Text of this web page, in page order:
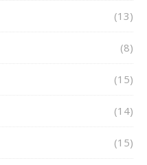
(13)
(8)
(15)
(14)
(15)